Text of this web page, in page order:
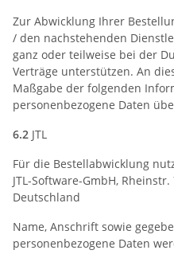
Zur Abwicklung Ihrer
/ den nachstehenden
ganz oder teilweise bei der
Verträge unterstützen. An
Maßgabe der folgenden
personenbezogene Daten
6.2 JTL
Für die Bestellabwicklung
JTL-Software-GmbH,
Deutschland
Name, Anschrift sowie
personenbezogene Daten